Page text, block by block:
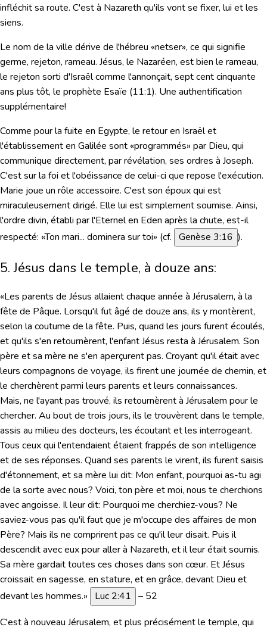
infléchit sa route. C'est à Nazareth qu'ils vont se fixer, lui et les
siens.
Le nom de la ville dérive de l'hébreu «netser», ce qui signifie
germe, rejeton, rameau. Jésus, le Nazaréen, est bien le rameau,
le rejeton sorti d'Israël comme l'annonçait, sept cent cinquante
ans plus tôt, le prophète Esaïe (11:1). Une authentification
supplémentaire!
Comme pour la fuite en Egypte, le retour en Israël et
l'établissement en Galilée sont «programmés» par Dieu, qui
communique directement, par révélation, ses ordres à Joseph.
C'est sur la foi et l'obéissance de celui-ci que repose l'exécution.
Marie joue un rôle accessoire. C'est son époux qui est
miraculeusement dirigé. Elle lui est simplement soumise. Ainsi,
l'ordre divin, établi par l'Eternel en Eden après la chute, est-il
respecté: «Ton mari... dominera sur toi» (cf. Genèse 3:16 ).
5. Jésus dans le temple, à douze ans:
«Les parents de Jésus allaient chaque année à Jérusalem, à la
fête de Pâque. Lorsqu'il fut âgé de douze ans, ils y montèrent,
selon la coutume de la fête. Puis, quand les jours furent écoulés,
et qu'ils s'en retournèrent, l'enfant Jésus resta à Jérusalem. Son
père et sa mère ne s'en aperçurent pas. Croyant qu'il était avec
leurs compagnons de voyage, ils firent une journée de chemin, et
le cherchèrent parmi leurs parents et leurs connaissances.
Mais, ne l'ayant pas trouvé, ils retournèrent à Jérusalem pour le
chercher. Au bout de trois jours, ils le trouvèrent dans le temple,
assis au milieu des docteurs, les écoutant et les interrogeant.
Tous ceux qui l'entendaient étaient frappés de son intelligence
et de ses réponses. Quand ses parents le virent, ils furent saisis
d'étonnement, et sa mère lui dit: Mon enfant, pourquoi as-tu agi
de la sorte avec nous? Voici, ton père et moi, nous te cherchions
avec angoisse. Il leur dit: Pourquoi me cherchiez-vous? Ne
saviez-vous pas qu'il faut que je m'occupe des affaires de mon
Père? Mais ils ne comprirent pas ce qu'il leur disait. Puis il
descendit avec eux pour aller à Nazareth, et il leur était soumis.
Sa mère gardait toutes ces choses dans son cœur. Et Jésus
croissait en sagesse, en stature, et en grâce, devant Dieu et
devant les hommes.»
Luc 2:41 – 52
C'est à nouveau Jérusalem, et plus précisément le temple, qui